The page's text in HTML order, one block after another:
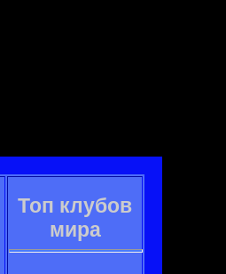
Топ клубов
мира